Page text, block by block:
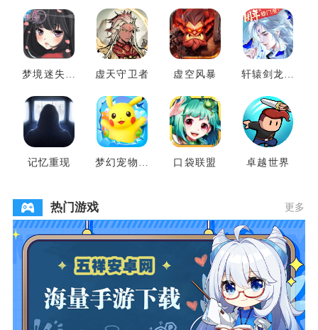
梦境迷失之
虚天守卫者 虚空风暴
轩辕剑龙舞
记忆重现
梦幻宠物联
口袋联盟 卓越世界
热门游戏 更多